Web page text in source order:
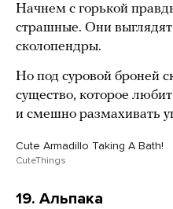
Начнем с горькой
страшные. Они
сколопендры.
Но под суровой броней
существо, которое
и смешно размахивать
Cute Armadillo Taking A Bath!
CuteThings
19. Альпака